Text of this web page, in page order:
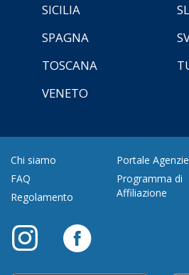
SICILIA
SPAGNA
TOSCANA
VENETO
Chi siamo
FAQ
Regolamento
Portale Agenzie
Programma di
Affiliazione